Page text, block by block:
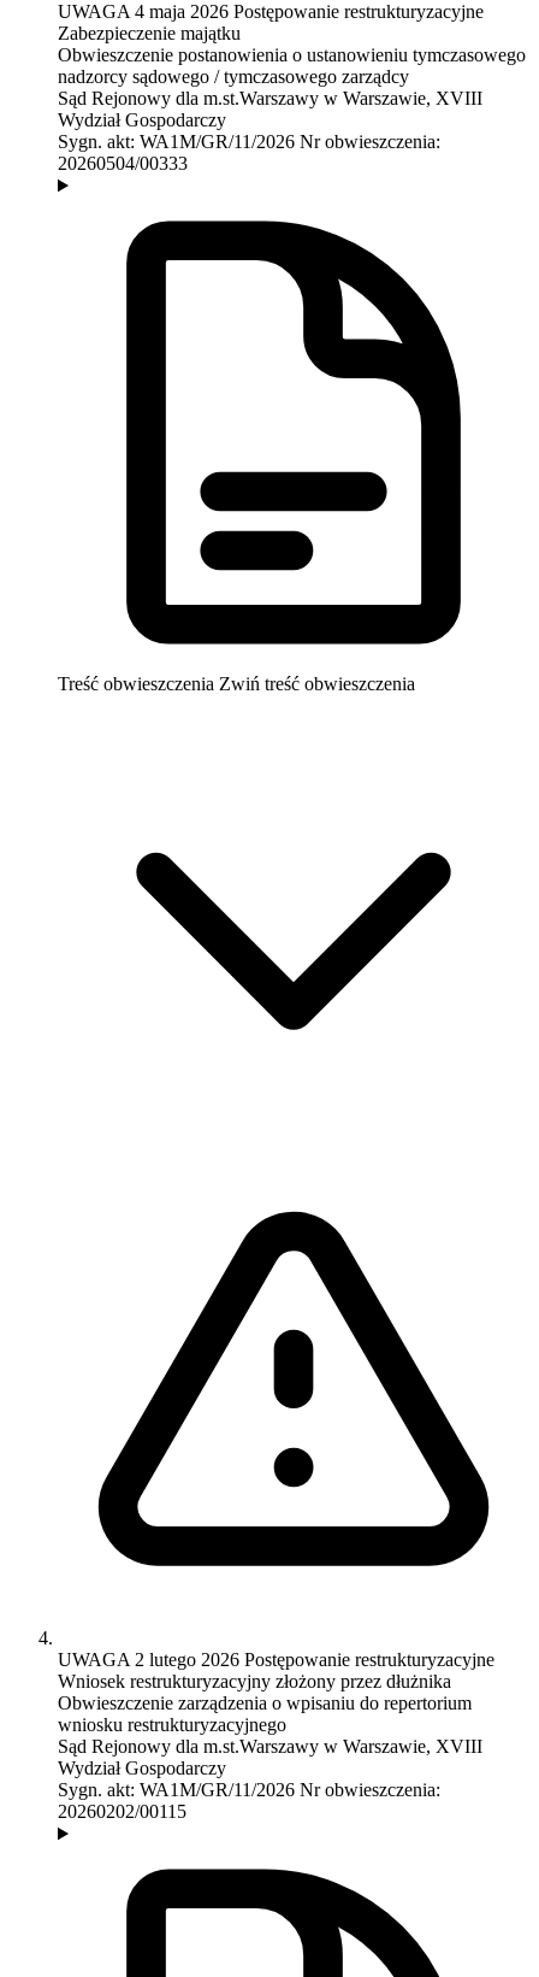
UWAGA 4 maja 2026 Postępowanie restrukturyzacyjne
Zabezpieczenie majątku
Obwieszczenie postanowienia o ustanowieniu tymczasowego
nadzorcy sądowego / tymczasowego zarządcy
Sąd Rejonowy dla m.st.Warszawy w Warszawie, XVIII
Wydział Gospodarczy
Sygn. akt: WA1M/GR/11/2026 Nr obwieszczenia:
20260504/00333
Treść obwieszczenia Zwiń treść obwieszczenia
UWAGA 2 lutego 2026 Postępowanie restrukturyzacyjne
Wniosek restrukturyzacyjny złożony przez dłużnika
Obwieszczenie zarządzenia o wpisaniu do repertorium
wniosku restrukturyzacyjnego
Sąd Rejonowy dla m.st.Warszawy w Warszawie, XVIII
Wydział Gospodarczy
Sygn. akt: WA1M/GR/11/2026 Nr obwieszczenia:
20260202/00115